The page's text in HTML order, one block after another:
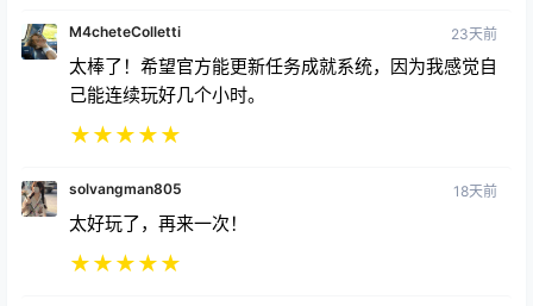
太棒了！希望官方能更新任务成就系统，因为我感觉自
己能连续玩好几个小时。
★★★★★
太好玩了，再来一次！
★★★ ★★